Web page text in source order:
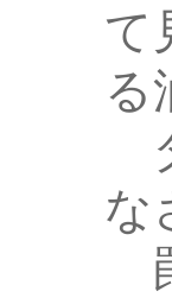
て
る
な